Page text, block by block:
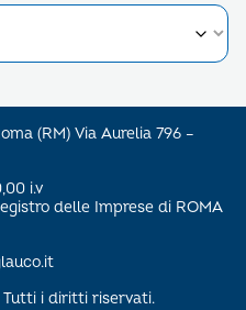
(RM) Via Aurelia 796 –
i.v
delle Imprese di ROMA
Tutti i diritti riservati.